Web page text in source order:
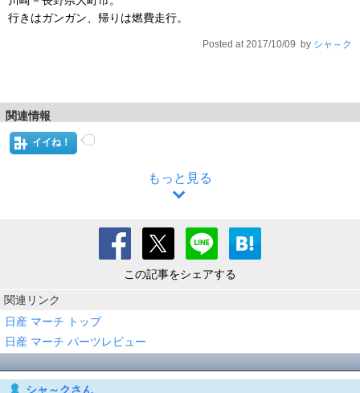
行きはガンガン、帰りは燃費走行。
Posted at 2017/10/09 by シャ～ク
関連情報
イイね！
もっと見る
この記事をシェアする
関連リンク
日産 マーチ トップ
日産 マーチ パーツレビュー
シャ～クさん